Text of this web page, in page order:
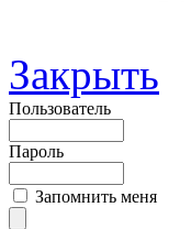
Закрыть
Пользователь
Пароль
Запомнить меня